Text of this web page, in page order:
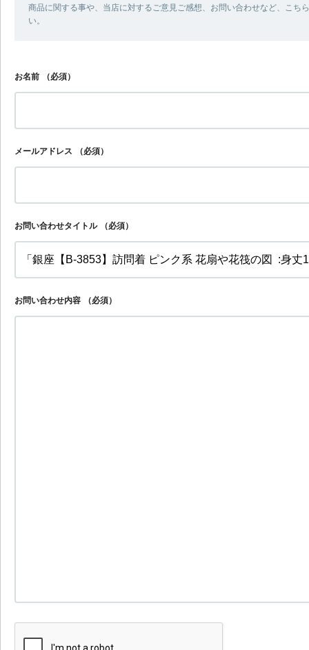
商品に関する事や、当店に対するご意見ご感想、お問い合わせなど、こち
い。
お名前 （必須）
メールアドレス （必須）
お問い合わせタイトル （必須）
お問い合わせ内容 （必須）